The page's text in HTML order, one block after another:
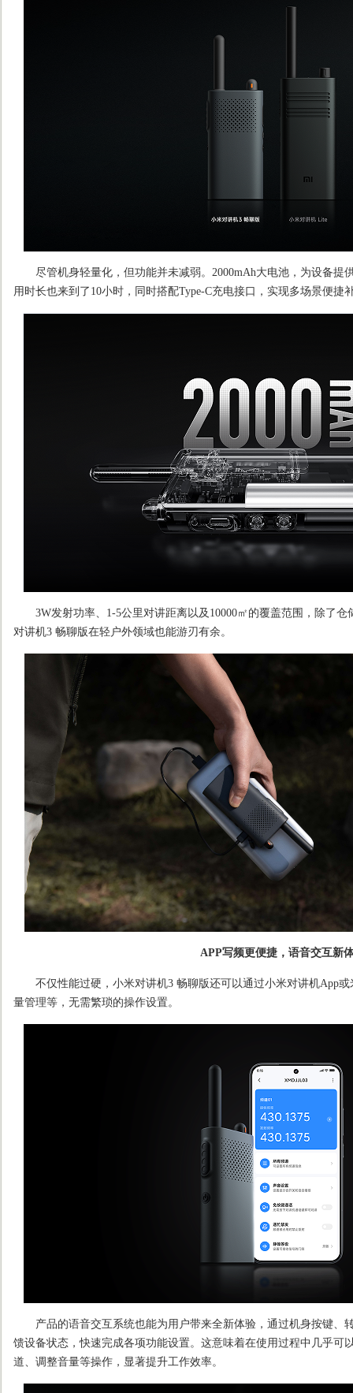
尽管机身轻量化，但功能并未减弱。2000mAh大电池，为设备提
用时长也来到了10小时，同时搭配Type-C充电接口，实现多场景便捷
3W发射功率、1-5公里对讲距离以及10000㎡的覆盖范围，除了仓
对讲机3 畅聊版在轻户外领域也能游刃有余。
APP写频更便捷，语音交互新
不仅性能过硬，小米对讲机3 畅聊版还可以通过小米对讲机App或
量管理等，无需繁琐的操作设置。
产品的语音交互系统也能为用户带来全新体验，通过机身按键、
馈设备状态，快速完成各项功能设置。这意味着在使用过程中几乎可
道、调整音量等操作，显著提升工作效率。